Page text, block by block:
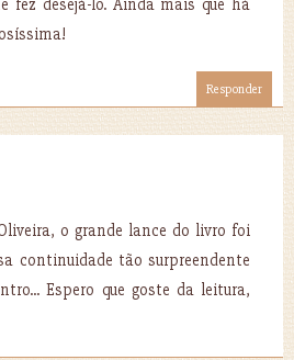
fez desejá-lo. Ainda mais que há
Responder
o grande lance do livro foi
continuidade tão surpreendente
Espero que goste da leitura,